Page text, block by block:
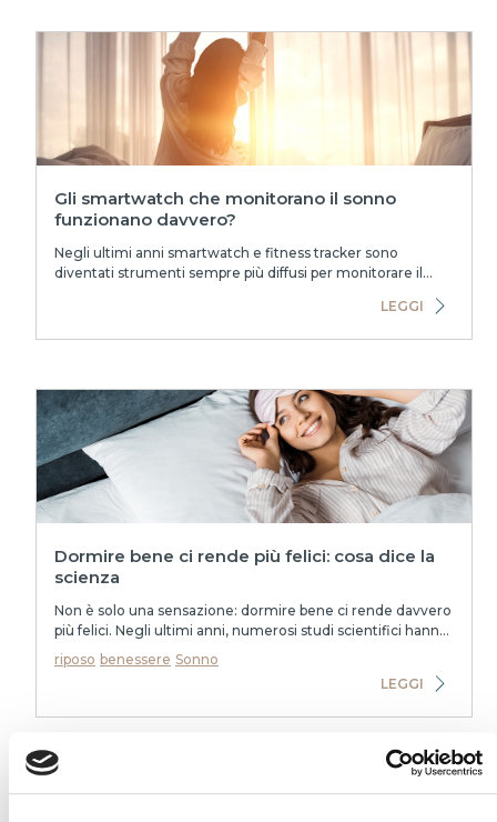
Gli smartwatch che monitorano il sonno
funzionano davvero?
Negli ultimi anni smartwatch e fitness tracker sono
diventati strumenti sempre più diffusi per monitorare il
LEGGI
Dormire bene ci rende più felici: cosa dice la
scienza
Non è solo una sensazione: dormire bene ci rende davvero
più felici. Negli ultimi anni, numerosi studi scientifici hanno
dimostrato come la qual...
riposo benessere Sonno
LEGGI